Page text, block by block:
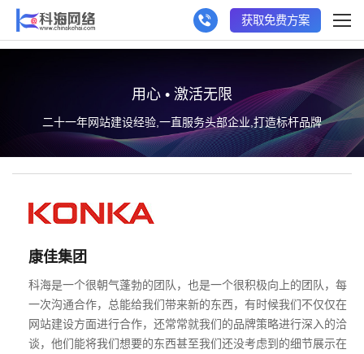
获取免费方案
用心 • 激活无限
二十一年网站建设经验,一直服务头部企业,打造标杆品牌
康佳集团
科海是一个很朝气蓬勃的团队，也是一个很积极向上的团队，每
一次沟通合作，总能给我们带来新的东西，有时候我们不仅仅在
网站建设方面进行合作，还常常就我们的品牌策略进行深入的洽
谈，他们能将我们想要的东西甚至我们还没考虑到的细节展示在